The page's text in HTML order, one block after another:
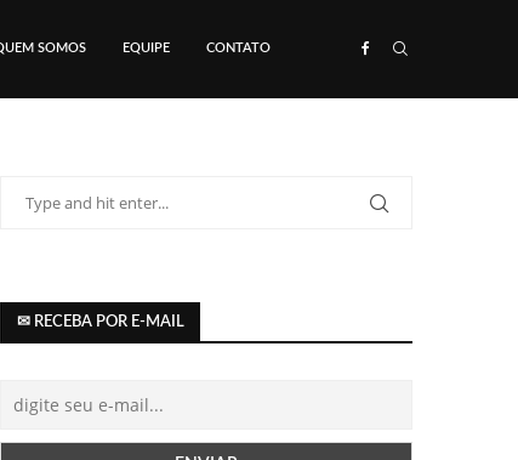
SOMOS EQUIPE CONTATO
✉ RECEBA POR E-MAIL